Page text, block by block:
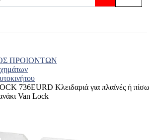
ΠΡΟΙΟΝΤΩΝ
736EURD Κλειδαριά για πλαϊνές ή πίσω
Van Lock